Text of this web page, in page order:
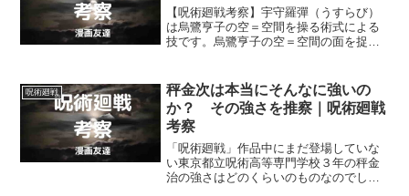
【呪術廻戦考察】宇守羅彈（うすらび）
は烏鷺亨子の空＝空間を操る術式による
技です。烏鷺亨子の空＝空間の面を捉え
呪術廻戦
秤金次は本当にそんなに強いの
か？ その強さを推察｜呪術廻戦
考察
「呪術廻戦」作品中にまだ登場していな
い東京都立呪術高等専門学校３年の秤金
治の強さはどのくらいのものなのでしょ